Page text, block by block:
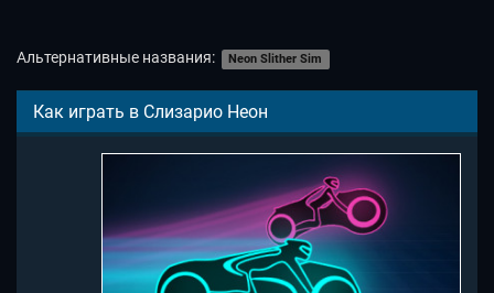
Альтернативные названия: Neon Slither Sim
Как играть в Слизарио Неон